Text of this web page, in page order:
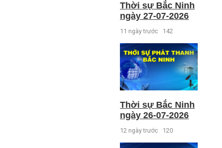
Thời sự Bắc Ninh
ngày 27-07-2026
11 ngày trước 142
Thời sự Bắc Ninh
ngày 26-07-2026
12 ngày trước 120